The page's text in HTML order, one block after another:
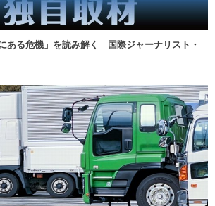
ある危機」を読み解く 国際ジャーナリスト・